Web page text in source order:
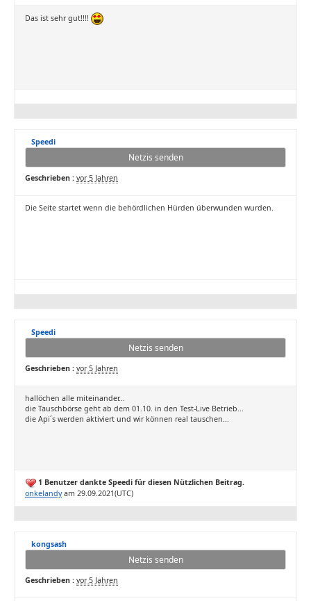
Das ist sehr gut!!!!
Speedi
Netzis senden
Geschrieben : vor 5 Jahren
Die Seite startet wenn die behördlichen Hürden überwunden wurden.
Speedi
Netzis senden
Geschrieben : vor 5 Jahren
hallöchen alle miteinander...
die Tauschbörse geht ab dem 01.10. in den Test-Live Betrieb...
die Api´s werden aktiviert und wir können real tauschen...
1 Benutzer dankte Speedi für diesen Nützlichen Beitrag.
onkelandyam 29.09.2021(UTC)
kongsash
Netzis senden
Geschrieben : vor 5 Jahren